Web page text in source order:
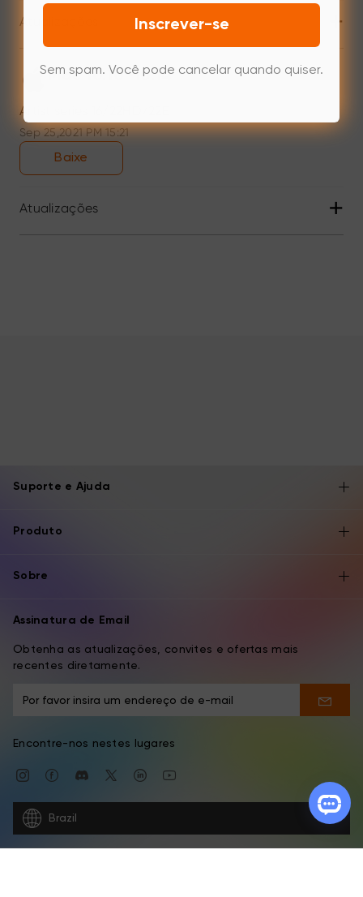
Atualizações +
Mac 10.10~10.14
Artist series 16/22HD/22E
Sep 25,2021 PM 15:21
Baixe
Atualizações +
Suporte e Ajuda
Produto
Sobre
Assinatura de Email
Obtenha as atualizações, convites e ofertas mais
recentes diretamente.
Encontre-nos nestes lugares
Brazil
Inscrever-se
Sem spam. Você pode cancelar quando quiser.